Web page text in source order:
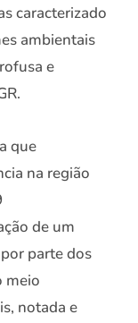
caracterizado
ambientais
e
que
na região
de um
parte dos
meio
notada e